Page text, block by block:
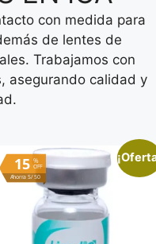
con medida para
de lentes de
Trabajamos con
asegurando calidad y
%
OFF
15
Ahorra S/ 50